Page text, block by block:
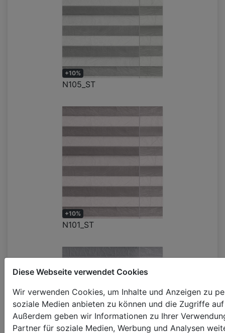
Diese Webseite verwendet Cookies
Wir verwenden Cookies, um Inhalte und Anzeigen zu
soziale Medien anbieten zu können und die Zugriffe
Außerdem geben wir Informationen zu Ihrer
Partner für soziale Medien, Werbung und Analysen
+10%
N105_ST
+10%
N101_ST